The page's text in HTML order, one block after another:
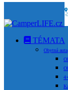
TÉMATA
Obytná auta